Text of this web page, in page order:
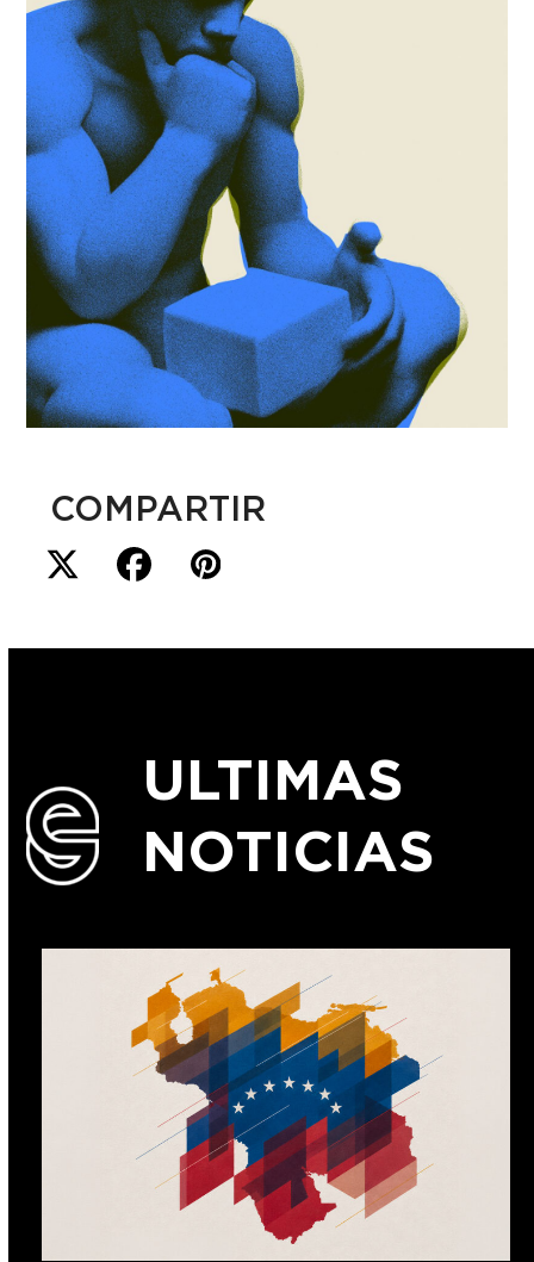
COMPARTIR
ULTIMAS
NOTICIAS